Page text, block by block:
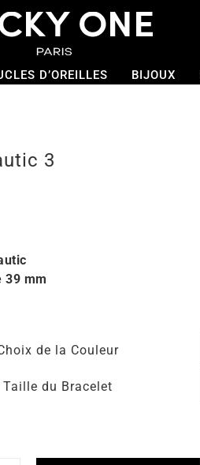
D’OREILLES BIJOUX
3
39 mm
de la Couleur
Taille du Bracelet